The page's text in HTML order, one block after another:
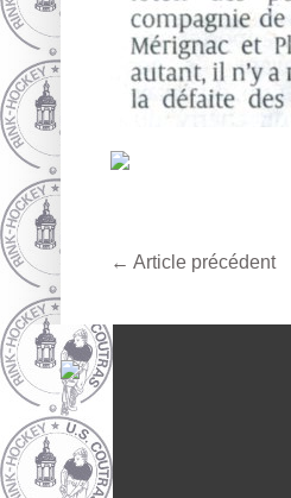
← Article précédent